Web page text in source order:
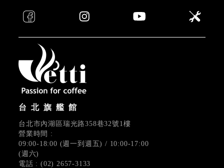
台北旗艦館
台北市內湖區瑞光路358巷32號1樓
營業時間 :
09:00-18:00 (週一到週五) / 10:00-17:00
(週六)
電話 : (02) 2657-3133